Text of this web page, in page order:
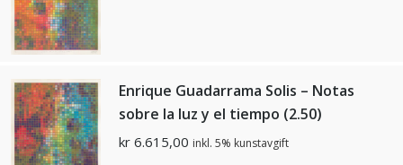
Enrique Guadarrama Solis – Notas
sobre la luz y el tiempo (2.50)
kr 6.615,00 inkl. 5% kunstavgift